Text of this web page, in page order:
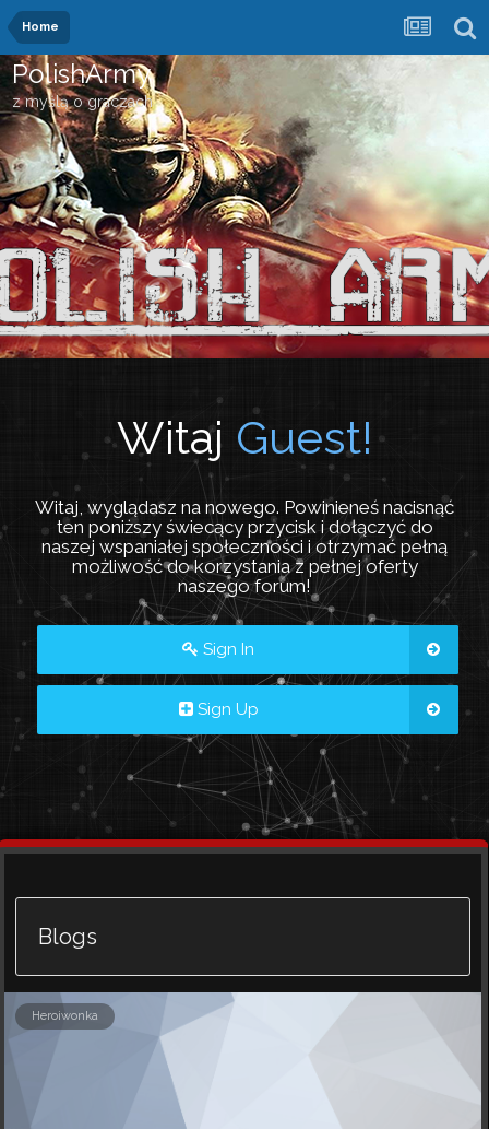
Home
PolishArmy
z myślą o graczach
Witaj Guest!
Witaj, wyglądasz na nowego. Powinieneś nacisnąć
ten poniższy świecący przycisk i dołączyć do
naszej wspaniałej społeczności i otrzymać pełną
możliwość do korzystania z pełnej oferty
naszego forum!
Sign In
Sign Up
Blogs
Heroiwonka